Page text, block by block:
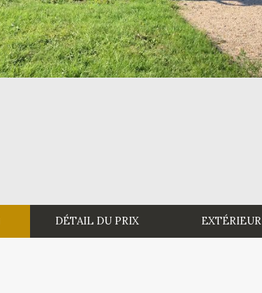
PrécédentSuivant
DÉTAIL DU PRIX EXTÉRIEUR